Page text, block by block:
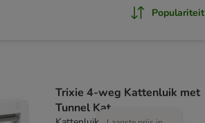
Populariteit
Trixie 4-weg Kattenluik met
Tunnel Kat